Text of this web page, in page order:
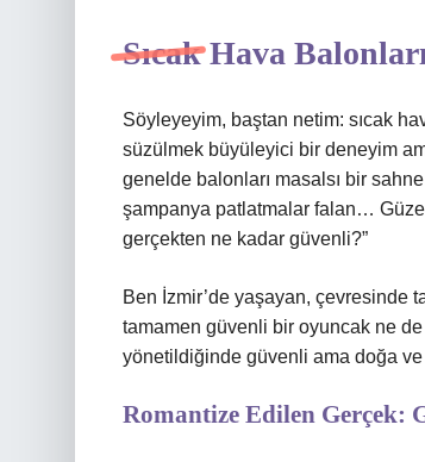
Sıcak Hava
Söyleyeyim, baştan netim: sıcak
süzülmek büyüleyici bir deneyim
genelde balonları masalsı bir
şampanya patlatmalar falan…
gerçekten ne kadar güvenli?”
Ben İzmir’de yaşayan, çevresinde
tamamen güvenli bir oyuncak ne
yönetildiğinde güvenli ama doğa
Romantize Edilen Gerçek: